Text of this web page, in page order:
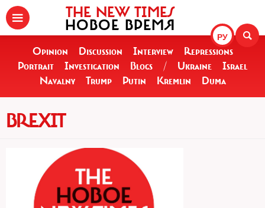
РУ
THE NEW TIMES
НОВОЕ ВРЕМЯ
Opinion Discussion Interview
Repressions
Portrait
Investigation Blogs / Ukraine
Israel
Navalny
Trump Putin Kremlin Duma
BREXIT